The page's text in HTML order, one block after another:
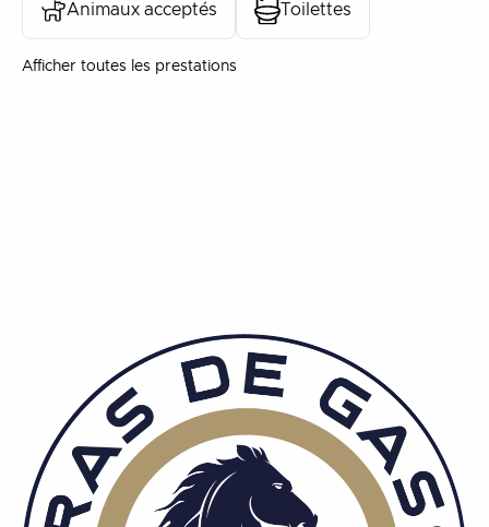
Animaux acceptés Toilettes
Afficher toutes les prestations